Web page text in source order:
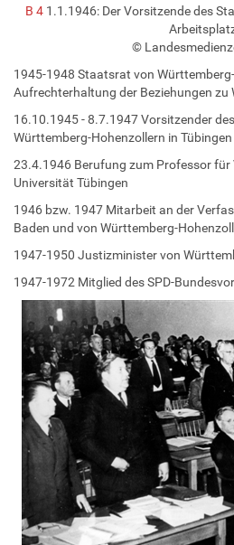
B 4 1.1.1946: Der Vorsitzende des
©
1945-1948 Staatsrat von
Aufrechterhaltung der Beziehungen zu
16.10.1945 - 8.7.1947 Vorsitzender
Württemberg-Hohenzollern in Tübingen
23.4.1946 Berufung zum Professor für
Universität Tübingen
1946 bzw. 1947 Mitarbeit an der
Baden und von Württemberg-
1947-1950 Justizminister von
1947-1972 Mitglied des SPD-